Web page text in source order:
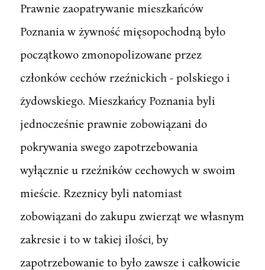
Prawnie zaopatrywanie mieszkańców
Poznania w żywność mięsopochodną było
początkowo zmonopolizowane przez
członków cechów rzeźnickich - polskiego i
żydowskiego. Mieszkańcy Poznania byli
jednocześnie prawnie zobowiązani do
pokrywania swego zapotrzebowania
wyłącznie u rzeźników cechowych w swoim
mieście. Rzeznicy byli natomiast
zobowiązani do zakupu zwierząt we własnym
zakresie i to w takiej ilości, by
zapotrzebowanie to było zawsze i całkowicie